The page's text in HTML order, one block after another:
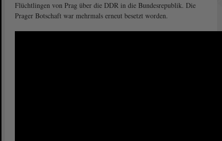
Flüchtlingen von Prag über die DDR in die Bundesrepublik. Die
Prager Botschaft war mehrmals erneut besetzt worden.